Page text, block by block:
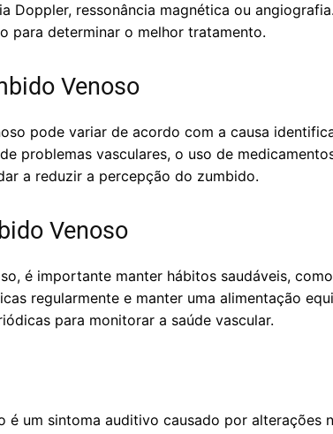
Doppler, ressonância magnética ou
para determinar o melhor tratamento.
Venoso
pode variar de acordo com a causa
problemas vasculares, o uso de
a reduzir a percepção do zumbido.
Venoso
é importante manter hábitos saudáveis,
regularmente e manter uma alimentação
para monitorar a saúde vascular.
é um sintoma auditivo causado por alterações